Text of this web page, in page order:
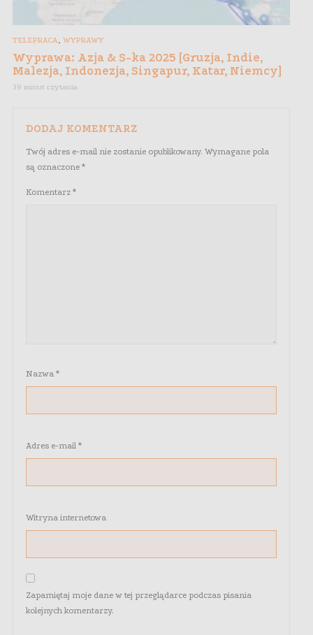
TELEPRACA, WYPRAWY
Wyprawa: Azja & S-ka 2025 [Gruzja, Indie,
Malezja, Indonezja, Singapur, Katar, Niemcy]
39 minut czytania
DODAJ KOMENTARZ
Twój adres e-mail nie zostanie opublikowany. Wymagane pola
są oznaczone *
Komentarz *
Nazwa *
Adres e-mail *
Witryna internetowa
Zapamiętaj moje dane w tej przeglądarce podczas pisania
kolejnych komentarzy.